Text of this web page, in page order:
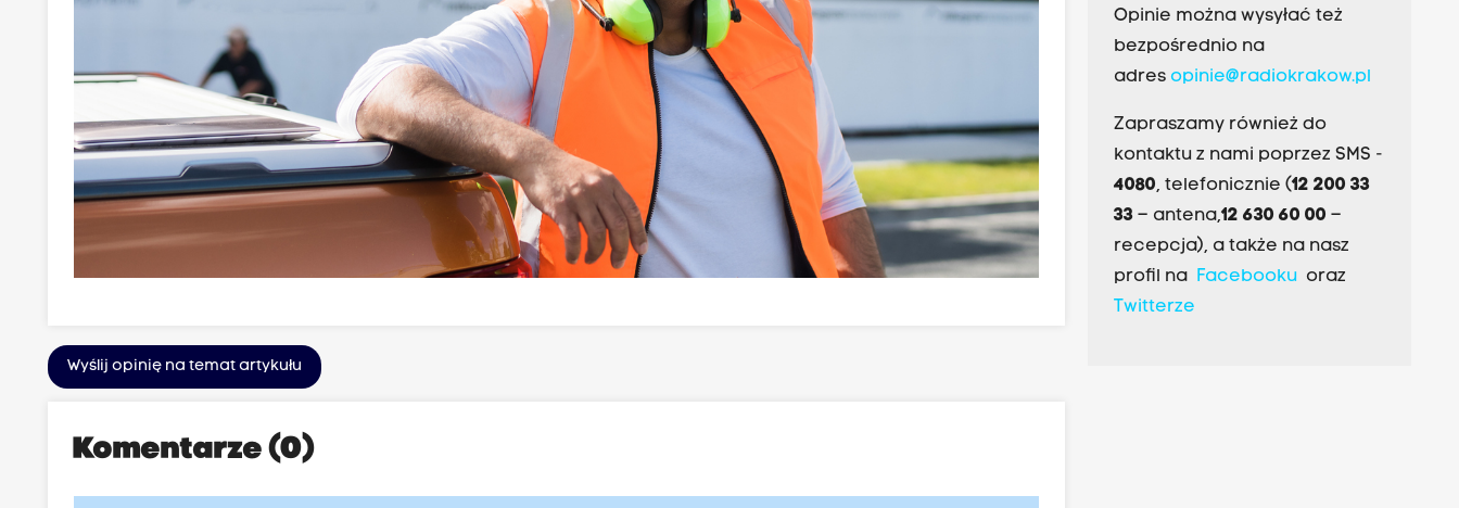
Wyślij opinię na temat artykułu
Komentarze (0)
Opinie można wysyłać też
bezpośrednio na
adres opinie@radiokrakow.pl
Zapraszamy również do
kontaktu z nami poprzez SMS -
4080, telefonicznie (12 200 33
33– antena,12 630 60 00 –
recepcja), a także na nasz
profil na Facebookuoraz
Twitterze